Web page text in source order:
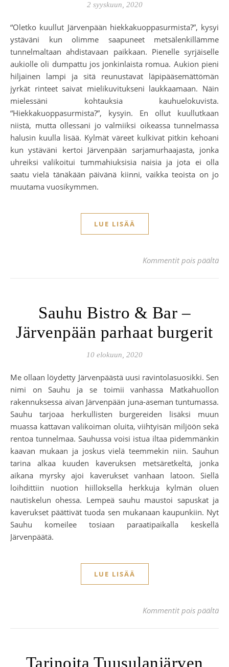
2 syyskuun, 2020
“Oletko kuullut Järvenpään hiekkakuoppasurmista?”, kysyi
ystäväni kun olimme saapuneet metsälenkillämme
tunnelmaltaan ahdistavaan paikkaan. Pienelle syrjäiselle
aukiolle oli dumpattu jos jonkinlaista romua. Aukion pieni
hiljainen lampi ja sitä reunustavat läpipääsemättömän
jyrkät rinteet saivat mielikuvitukseni laukkaamaan. Näin
mielessäni kohtauksia kauhuelokuvista.
“Hiekkakuoppasurmista?”, kysyin. En ollut kuullutkaan
niistä, mutta ollessani jo valmiiksi oikeassa tunnelmassa
halusin kuulla lisää. Kylmät väreet kulkivat pitkin kehoani
kun ystäväni kertoi Järvenpään sarjamurhaajasta, jonka
uhreiksi valikoitui tummahiuksisia naisia ja jota ei olla
saatu vielä tänäkään päivänä kiinni, vaikka teoista on jo
muutama vuosikymmen.
LUE LISÄÄ
Kommentit pois päältä
Sauhu Bistro & Bar –
Järvenpään parhaat burgerit
10 elokuun, 2020
Me ollaan löydetty Järvenpäästä uusi ravintolasuosikki. Sen
nimi on Sauhu ja se toimii vanhassa Matkahuollon
rakennuksessa aivan Järvenpään juna-aseman tuntumassa.
Sauhu tarjoaa herkullisten burgereiden lisäksi muun
muassa kattavan valikoiman oluita, viihtyisän miljöön sekä
rentoa tunnelmaa. Sauhussa voisi istua iltaa pidemmänkin
kaavan mukaan ja joskus vielä teemmekin niin. Sauhun
tarina alkaa kuuden kaveruksen metsäretkeltä, jonka
aikana myrsky ajoi kaverukset vanhaan latoon. Siellä
loihdittiin nuotion hiilloksella herkkuja kylmän oluen
nautiskelun ohessa. Lempeä sauhu maustoi sapuskat ja
kaverukset päättivät tuoda sen mukanaan kaupunkiin. Nyt
Sauhu komeilee tosiaan paraatipaikalla keskellä
Järvenpäätä.
LUE LISÄÄ
Kommentit pois päältä
Tarinoita Tuusulanjärven